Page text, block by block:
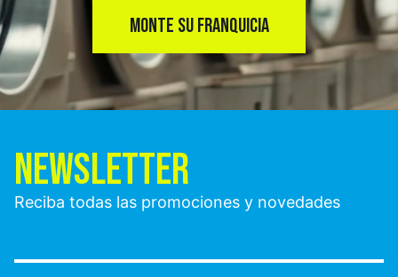
MONTE SU FRANQUICIA
NEWSLETTER
Reciba todas las promociones y novedades